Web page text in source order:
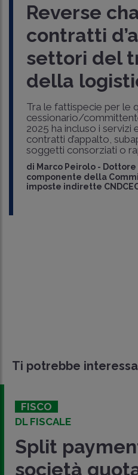
Reverse
contratti
settori del
della
Tra le fattispecie per le
cessionario/
2025 ha incluso i servizi
contratti d’appalto,
soggetti consorziati o
di Marco Peirolo -
componente della
imposte indirette
Ti potrebbe
FISCO
DL FISCALE
Split
società